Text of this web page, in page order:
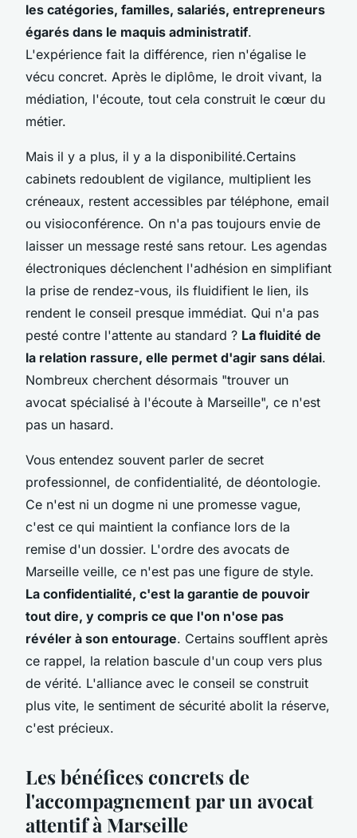
les catégories, familles, salariés, entrepreneurs
égarés dans le maquis administratif.
L'expérience fait la différence, rien n'égalise le
vécu concret. Après le diplôme, le droit vivant, la
médiation, l'écoute, tout cela construit le cœur du
métier.
Mais il y a plus, il y a la disponibilité.Certains
cabinets redoublent de vigilance, multiplient les
créneaux, restent accessibles par téléphone, email
ou visioconférence. On n'a pas toujours envie de
laisser un message resté sans retour. Les agendas
électroniques déclenchent l'adhésion en simplifiant
la prise de rendez-vous, ils fluidifient le lien, ils
rendent le conseil presque immédiat. Qui n'a pas
pesté contre l'attente au standard ? La fluidité de
la relation rassure, elle permet d'agir sans délai.
Nombreux cherchent désormais "trouver un
avocat spécialisé à l'écoute à Marseille", ce n'est
pas un hasard.
Vous entendez souvent parler de secret
professionnel, de confidentialité, de déontologie.
Ce n'est ni un dogme ni une promesse vague,
c'est ce qui maintient la confiance lors de la
remise d'un dossier. L'ordre des avocats de
Marseille veille, ce n'est pas une figure de style.
La confidentialité, c'est la garantie de pouvoir
tout dire, y compris ce que l'on n'ose pas
révéler à son entourage. Certains soufflent après
ce rappel, la relation bascule d'un coup vers plus
de vérité. L'alliance avec le conseil se construit
plus vite, le sentiment de sécurité abolit la réserve,
c'est précieux.
Les bénéfices concrets de
l'accompagnement par un avocat
attentif à Marseille